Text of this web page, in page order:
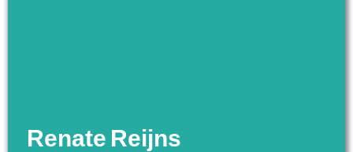
Renate Reijns